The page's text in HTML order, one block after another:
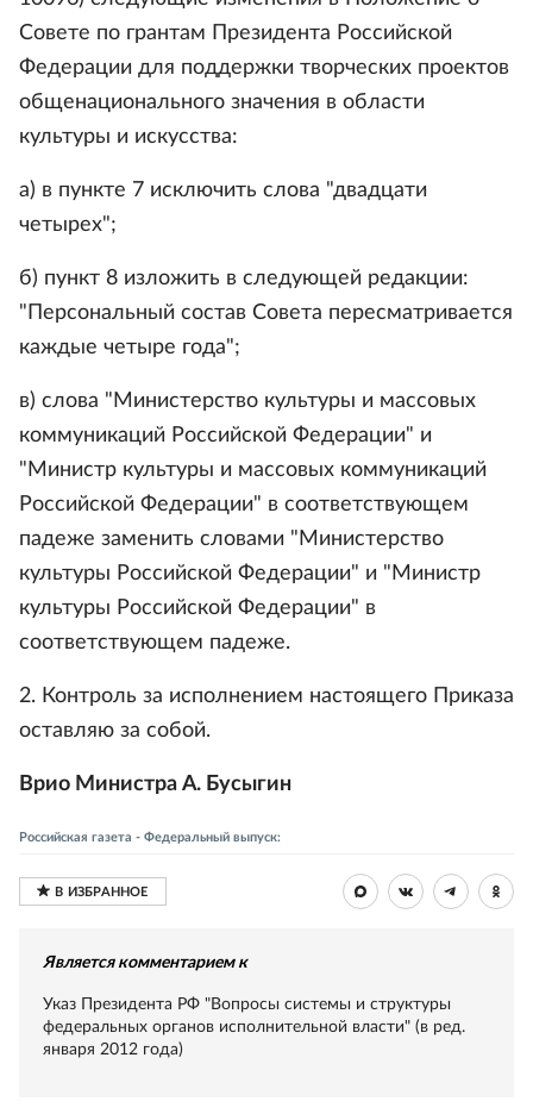
Совете по грантам Президента Российской
Федерации для поддержки творческих проектов
общенационального значения в области
культуры и искусства:
а) в пункте 7 исключить слова "двадцати
четырех";
б) пункт 8 изложить в следующей редакции:
"Персональный состав Совета пересматривается
каждые четыре года";
в) слова "Министерство культуры и массовых
коммуникаций Российской Федерации" и
"Министр культуры и массовых коммуникаций
Российской Федерации" в соответствующем
падеже заменить словами "Министерство
культуры Российской Федерации" и "Министр
культуры Российской Федерации" в
соответствующем падеже.
2. Контроль за исполнением настоящего Приказа
оставляю за собой.
Врио Министра А. Бусыгин
Российская газета - Федеральный выпуск:
Является комментарием к
Указ Президента РФ "Вопросы системы и структуры
федеральных органов исполнительной власти" (в ред.
января 2012 года)